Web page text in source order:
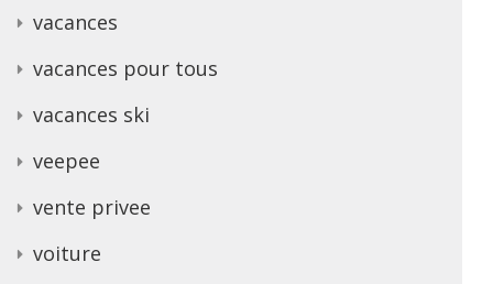
vacances
vacances pour tous
vacances ski
veepee
vente privee
voiture